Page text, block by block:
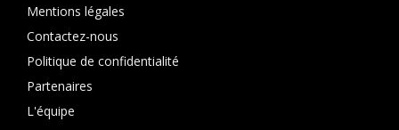
Mentions légales
Contactez-nous
Politique de confidentialité
Partenaires
L'équipe